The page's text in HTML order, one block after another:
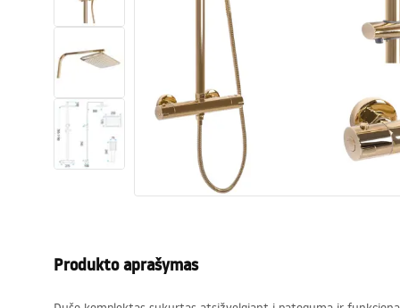
Vonios ir ekranai
Vonios dušai
Produkto aprašymas